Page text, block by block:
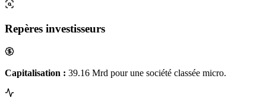
Repères investisseurs
Capitalisation : 39.16 Mrd pour une société classée micro.